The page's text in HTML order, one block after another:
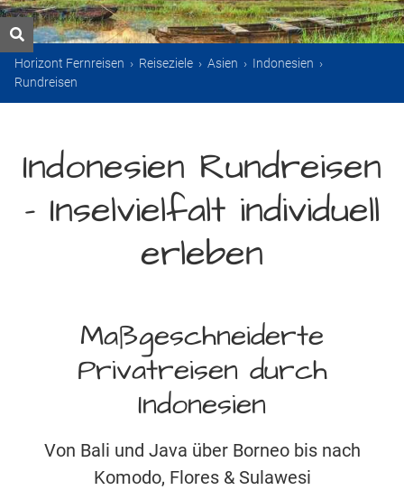
Horizont Fernreisen › Reiseziele › Asien › Indonesien ›
Rundreisen
Indonesien Rundreisen
- Inselvielfalt individuell
erleben
Maßgeschneiderte
Privatreisen durch
Indonesien
Von Bali und Java über Borneo bis nach
Komodo, Flores & Sulawesi